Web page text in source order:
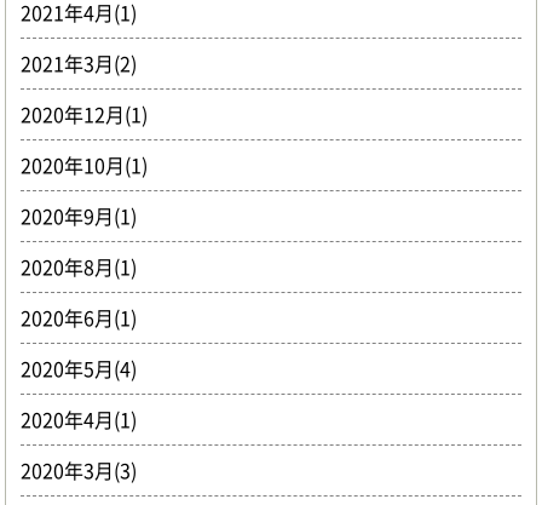
2021年4月(1)
2021年3月(2)
2020年12月(1)
2020年10月(1)
2020年9月(1)
2020年8月(1)
2020年6月(1)
2020年5月(4)
2020年4月(1)
2020年3月(3)